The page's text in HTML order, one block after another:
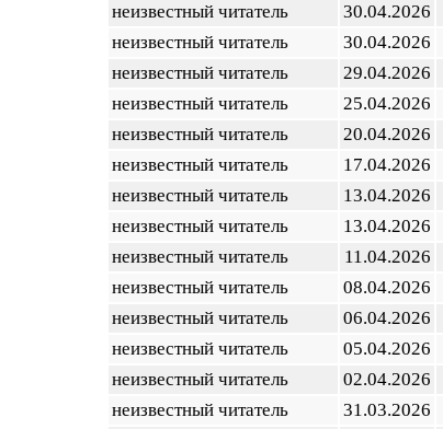
неизвестный читатель
30.04.2026
неизвестный читатель
30.04.2026
неизвестный читатель
29.04.2026
неизвестный читатель
25.04.2026
неизвестный читатель
20.04.2026
неизвестный читатель
17.04.2026
неизвестный читатель
13.04.2026
неизвестный читатель
13.04.2026
неизвестный читатель
11.04.2026
неизвестный читатель
08.04.2026
неизвестный читатель
06.04.2026
неизвестный читатель
05.04.2026
неизвестный читатель
02.04.2026
неизвестный читатель
31.03.2026